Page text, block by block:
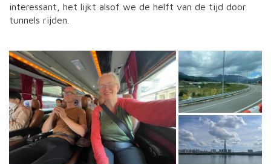
interessant, het lijkt alsof we de helft van de tijd door
tunnels rijden.